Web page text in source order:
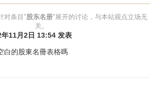
律实践中，股东名册一般还须记载股权
项，而这些事项的记载又是理论上没有
项中增加：“其他与股东权益有关的事
些做法才能有明确的法律依据。
对条目"股东名册"展开的讨论，与本站观点立场无
关。
11月2日 13:54 发表
白的股東名冊表格嗎